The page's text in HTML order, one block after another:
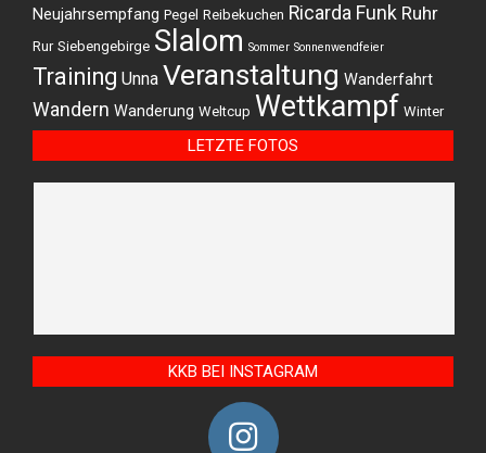
Neujahrsempfang Pegel Reibekuchen Ricarda Funk Ruhr
Rur Siebengebirge Slalom Sommer Sonnenwendfeier
Training Unna Veranstaltung Wanderfahrt
Wandern Wanderung Weltcup Wettkampf Winter
LETZTE FOTOS
KKB BEI INSTAGRAM